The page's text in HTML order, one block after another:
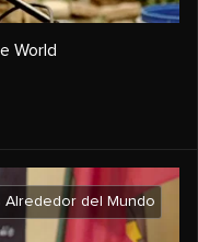
World
Alrededor del Mundo